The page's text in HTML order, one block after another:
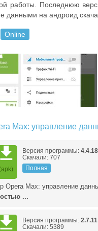
работы. Последнюю
данными на андроид
Online
Max: управление
(apk)
Версия программы: 4.4.18
Скачали: 707
Полная
Opera Max: управление
...
Версия программы: 2.7.11
Скачали: 5389